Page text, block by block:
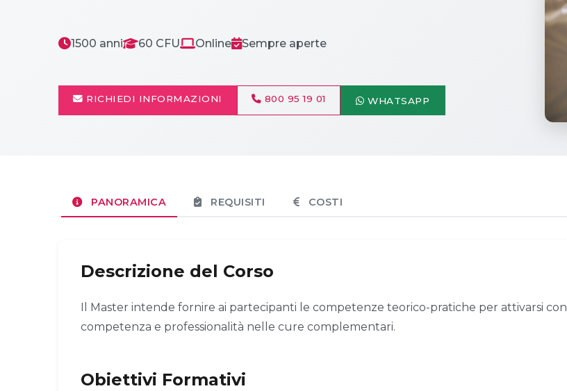
1500 anni 60 CFU Online Sempre aperte
RICHIEDI INFORMAZIONI 800 95 19 01 WHATSAPP
PANORAMICA REQUISITI COSTI
Descrizione del Corso
Il Master intende fornire ai partecipanti le competenze teorico-pratiche per attivarsi con
competenza e professionalità nelle cure complementari.
Obiettivi Formativi